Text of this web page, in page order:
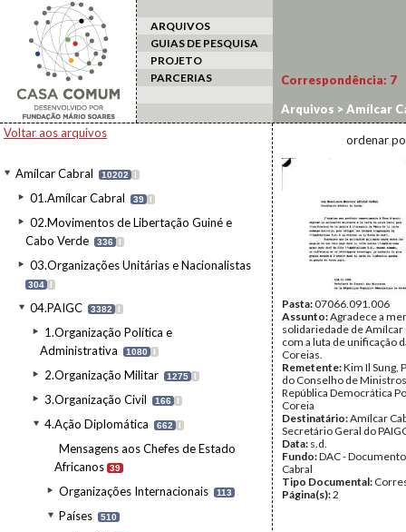
ARQUIVOS
GUIAS DE PESQUISA
PROJETO
PARCERIAS
Voltar aos arquivos
Amílcar Cabral 10202 I
01.Amílcar Cabral 39 I
02.Movimentos de Libertação Guiné e
Cabo Verde
336 I
03.Organizações Unitárias e Nacionalistas
304 I
04.PAIGC 3382 I
1.Organização Política e
Administrativa
1080 I
2.Organização Militar 1275 I
3.Organização Civil 166 I
4.Ação Diplomática 662 I
Mensagens aos Chefes de Estado
Africanos 39
Organizações Internacionais 113
Países 510
Correspondência: 7
Arquivos >Amílcar
ordenar
Pasta:07066.091.006
Assunto:Agradece a
solidariedade de Amílcar
com a luta de unificação
Coreias.
Remetente:Kim Il Sung,
do Conselho de
República Democrática
Coreia
Destinatário:Amílcar
Secretário Geral do
Data: s.d.
Fundo:DAC -
Cabral
Tipo Documental:
Página(s):2